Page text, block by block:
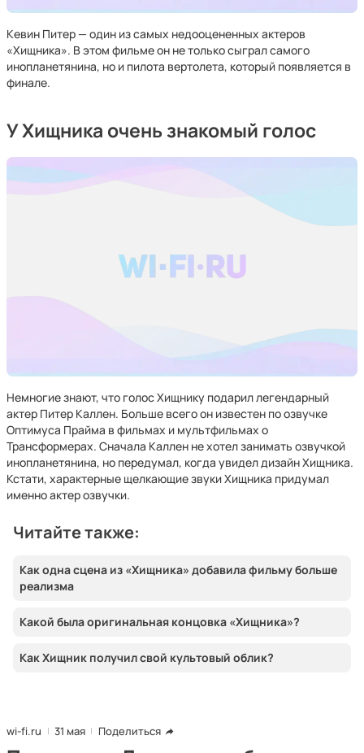
Кевин Питер — один из самых недооцененных актеров
«Хищника». В этом фильме он не только сыграл самого
инопланетянина, но и пилота вертолета, который появляется в
финале.
У Хищника очень знакомый голос
Немногие знают, что голос Хищнику подарил легендарный
актер Питер Каллен. Больше всего он известен по озвучке
Оптимуса Прайма в фильмах и мультфильмах о
Трансформерах. Сначала Каллен не хотел занимать озвучкой
инопланетянина, но передумал, когда увидел дизайн Хищника.
Кстати, характерные щелкающие звуки Хищника придумал
именно актер озвучки.
Читайте также:
Как одна сцена из «Хищника» добавила фильму больше
реализма
Какой была оригинальная концовка «Хищника»?
Как Хищник получил свой культовый облик?
wi-fi.ru 31 мая Поделиться